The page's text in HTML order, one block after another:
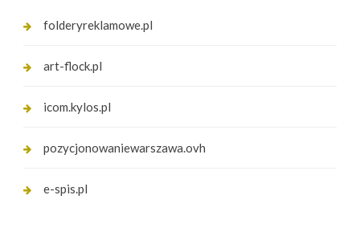
folderyreklamowe.pl
art-flock.pl
icom.kylos.pl
pozycjonowaniewarszawa.ovh
e-spis.pl